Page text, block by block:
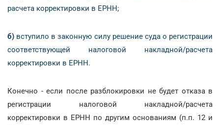
расчета корректировки в ЕРНН;
б) вступило в законную силу решение суда о регистрации
соответствующей налоговой накладной/расчета
корректировки в ЕРНН.
Конечно - если после разблокировки не будет отказа в
регистрации налоговой накладной/расчета
корректировки в ЕРНН по другим основаниям (п.п. 12 и